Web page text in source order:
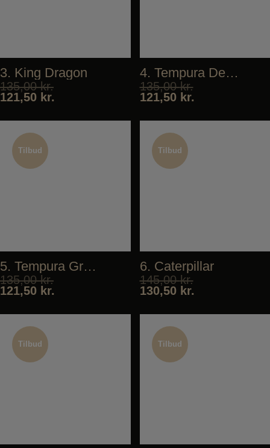
3. King Dragon
135,00kr.
121,50 kr.
4. Tempura Deluxe
135,00kr.
121,50 kr.
Tilbud
Tilbud
5. Tempura Green Deluxe
135,00kr.
121,50 kr.
Tilbud
Tilbud
6. Caterpillar
145,00kr.
130,50 kr.
Tilbud
Tilbud
Tilbud
Tilbud